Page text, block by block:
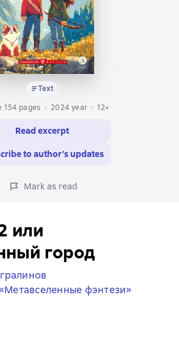
Text
154 pages
2024 year 12+
Read excerpt
to author’s updates
Mark as read
или
город
фэнтези»